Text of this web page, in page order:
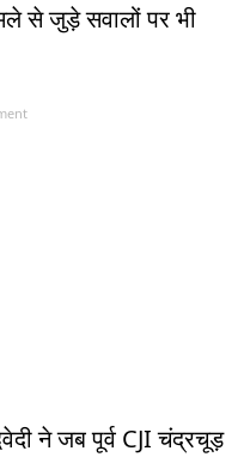
से जुड़े सवालों पर भी
ने जब पूर्व CJI चंद्रचूड़